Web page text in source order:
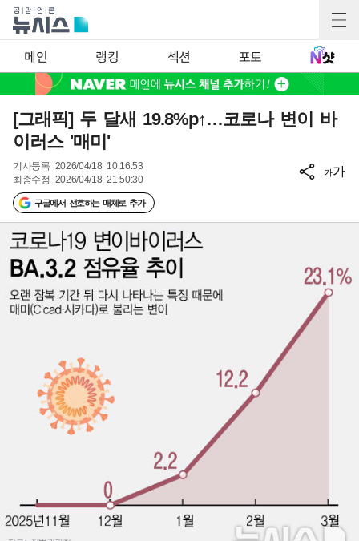
메인 랭킹 섹션 포토
[그래픽] 두 달새 19.8%p↑…코로나 변이 바
이러스 '매미'
기사등록 2026/04/18 10:16:53
최종수정 2026/04/18 21:50:30
구글에서 선호하는 매체로 추가
가가